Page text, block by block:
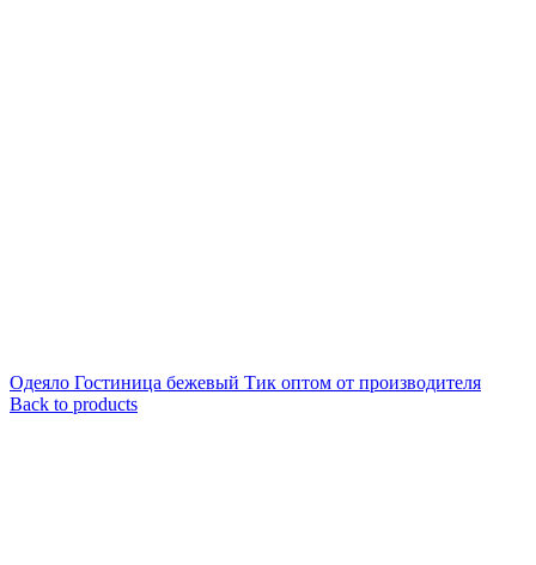
Одеяло Гостиница бежевый Тик оптом от производителя
Back to products